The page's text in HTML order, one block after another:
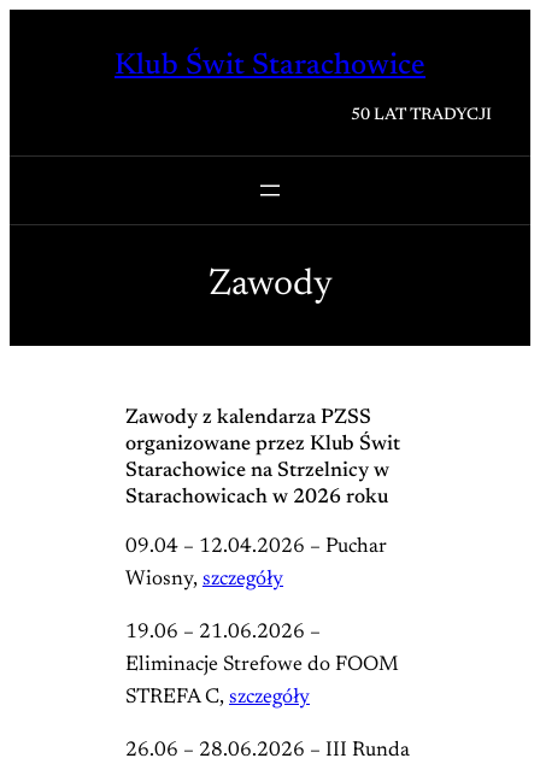
Klub Świt Starachowice
50 LAT TRADYCJI
Zawody
Zawody z kalendarza PZSS
organizowane przez Klub Świt
Starachowice na Strzelnicy w
Starachowicach w 2026 roku
09.04 – 12.04.2026 – Puchar
Wiosny, szczegóły
19.06 – 21.06.2026 –
Eliminacje Strefowe do FOOM
STREFA C, szczegóły
26.06 – 28.06.2026 – III Runda